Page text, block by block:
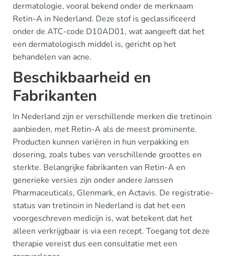
dermatologie, vooral bekend onder de merknaam
Retin-A in Nederland. Deze stof is geclassificeerd
onder de ATC-code D10AD01, wat aangeeft dat het
een dermatologisch middel is, gericht op het
behandelen van acne.
Beschikbaarheid en
Fabrikanten
In Nederland zijn er verschillende merken die tretinoin
aanbieden, met Retin-A als de meest prominente.
Producten kunnen variëren in hun verpakking en
dosering, zoals tubes van verschillende groottes en
sterkte. Belangrijke fabrikanten van Retin-A en
generieke versies zijn onder andere Janssen
Pharmaceuticals, Glenmark, en Actavis. De registratie-
status van tretinoin in Nederland is dat het een
voorgeschreven medicijn is, wat betekent dat het
alleen verkrijgbaar is via een recept. Toegang tot deze
therapie vereist dus een consultatie met een